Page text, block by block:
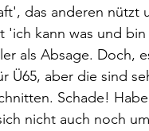
das anderen nützt
'ich kann was und
als Absage.
Ü65, aber die sind
Schade!
nicht auch noch